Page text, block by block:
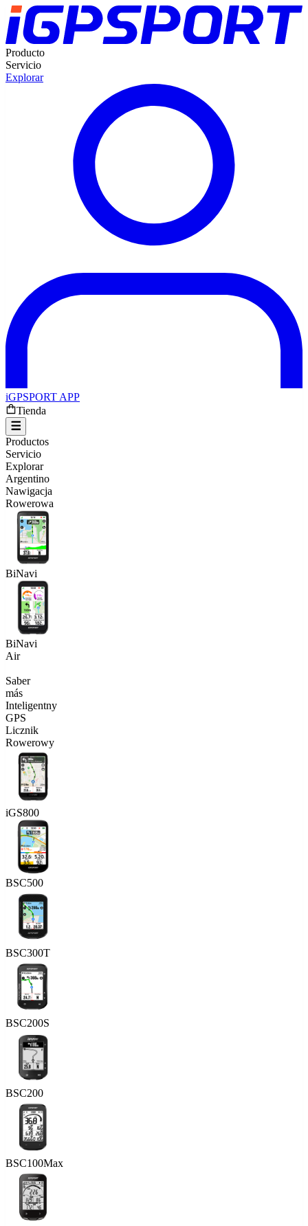
Producto
Servicio
Explorar
iGPSPORT APP
Tienda
Productos
Servicio
Explorar
Argentino
Nawigacja
Rowerowa
BiNavi
BiNavi
Air
Saber
más
Inteligentny
GPS
Licznik
Rowerowy
iGS800
BSC500
BSC300T
BSC200S
BSC200
BSC100Max